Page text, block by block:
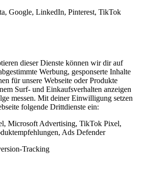
Google, LinkedIn, Pinterest, TikTok
dieser Dienste können wir dir auf
Werbung, gesponserte Inhalte
für unsere Webseite oder Produkte
Surf- und Einkaufsverhalten anzeigen
messen. Mit deiner Einwilligung setzen
folgende Drittdienste ein:
Microsoft Advertising, TikTok Pixel,
Ads Defender
Tracking